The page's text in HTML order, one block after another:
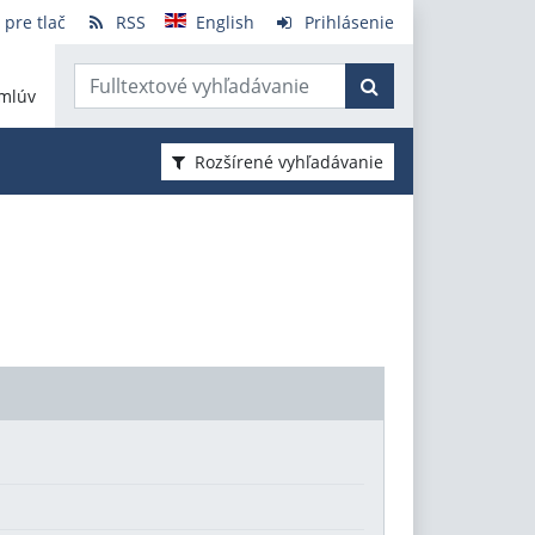
pre tlač RSS English Prihlásenie
Rozšírené vyhľadávanie